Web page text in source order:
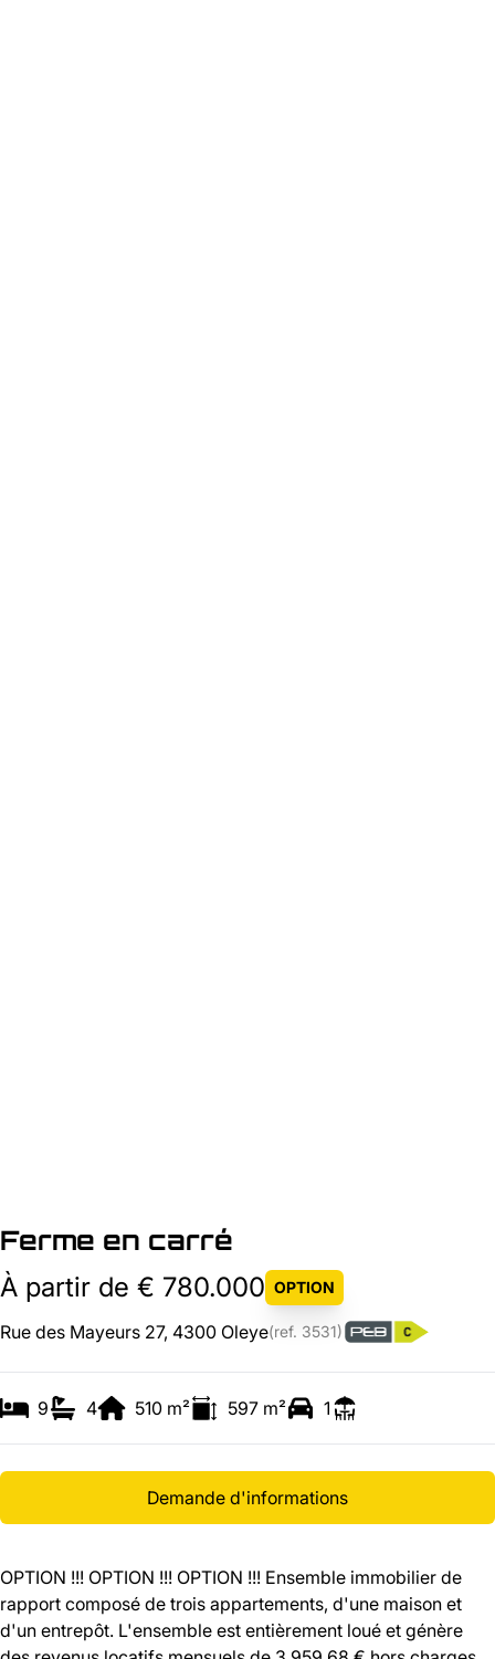
Ferme en carré
À partir de € 780.000 OPTION
Rue des Mayeurs 27, 4300 Oleye(ref. 3531)
9 4 510 m² 597 m² 1
Demande d'informations
OPTION !!! OPTION !!! OPTION !!! Ensemble immobilier de
rapport composé de trois appartements, d'une maison et
d'un entrepôt. L'ensemble est entièrement loué et génère